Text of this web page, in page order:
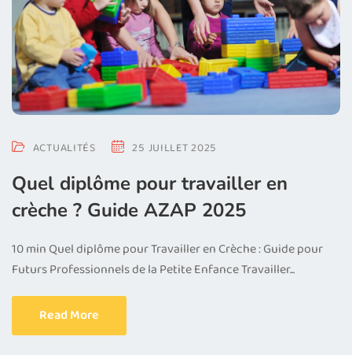
ACTUALITÉS 25 JUILLET 2025
Quel diplôme pour travailler en
crèche ? Guide AZAP 2025
10 min Quel diplôme pour Travailler en Crèche : Guide pour
Futurs Professionnels de la Petite Enfance Travailler...
Read More